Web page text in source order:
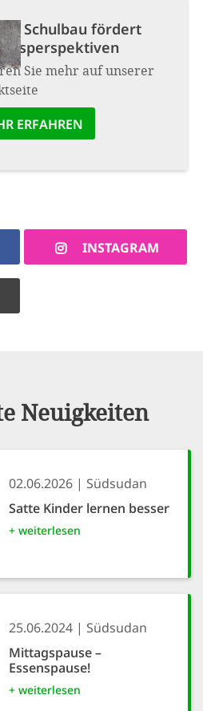
Schulbau fördert
Sie mehr auf unserer
ERFAHREN
INSTAGRAM
Neuigkeiten
02.06.2026
Südsudan
Satte Kinder lernen besser
+ weiterlesen
25.06.2024
Südsudan
Mittagspause –
Essenspause!
+ weiterlesen